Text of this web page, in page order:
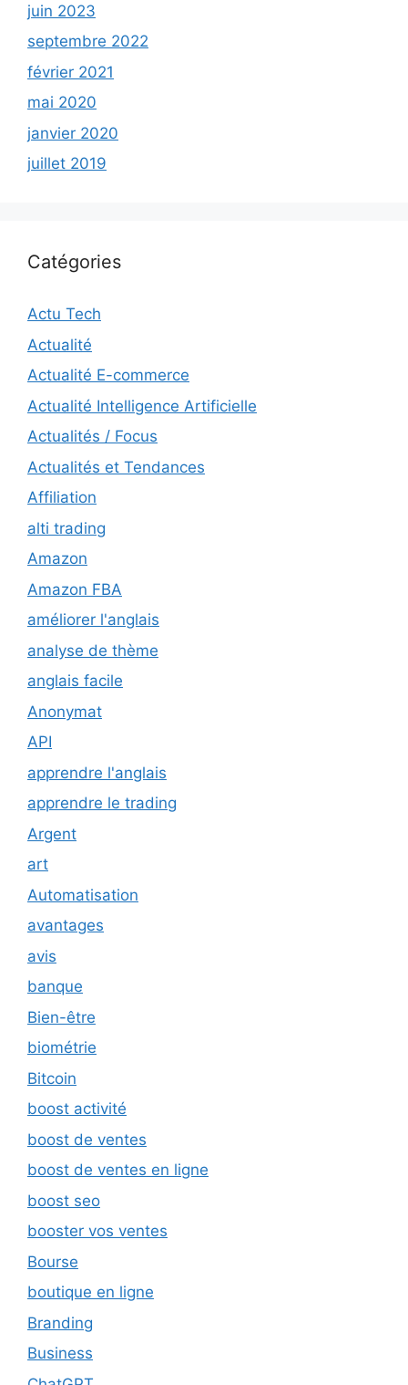
juin 2023
septembre 2022
février 2021
mai 2020
janvier 2020
juillet 2019
Catégories
Actu Tech
Actualité
Actualité E-commerce
Actualité Intelligence Artificielle
Actualités / Focus
Actualités et Tendances
Affiliation
alti trading
Amazon
Amazon FBA
améliorer l'anglais
analyse de thème
anglais facile
Anonymat
API
apprendre l'anglais
apprendre le trading
Argent
art
Automatisation
avantages
avis
banque
Bien-être
biométrie
Bitcoin
boost activité
boost de ventes
boost de ventes en ligne
boost seo
booster vos ventes
Bourse
boutique en ligne
Branding
Business